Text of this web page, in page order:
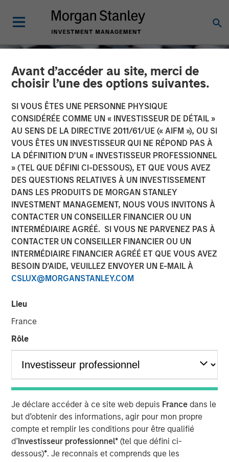
Avant d’accéder au site, merci de
choisir l’une des options suivantes.
SI VOUS ÊTES UNE PERSONNE PHYSIQUE
CONSIDÉRÉE COMME UN « INVESTISSEUR DE DÉTAIL »
AU SENS DE LA DIRECTIVE 2011/61/UE (« AIFM »), OU SI
VOUS ÊTES UN INVESTISSEUR QUI NE RÉPOND PAS À
LA DÉFINITION D’UN « INVESTISSEUR PROFESSIONNEL
» (TEL QUE DÉFINI CI-DESSOUS), ET QUE VOUS AVEZ
DES QUESTIONS RELATIVES À UN INVESTISSEMENT
DANS LES PRODUITS DE MORGAN STANLEY
INVESTMENT MANAGEMENT, NOUS VOUS INVITONS À
CONTACTER UN CONSEILLER FINANCIER OU UN
INTERMÉDIAIRE AGRÉÉ. SI VOUS NE PARVENEZ PAS À
CONTACTER UN CONSEILLER FINANCIER OU UN
INTERMÉDIAIRE FINANCIER AGRÉÉ ET QUE VOUS AVEZ
BESOIN D’AIDE, VEUILLEZ ENVOYER UN E-MAIL À
CSLUX@MORGANSTANLEY.COM
Lieu
France
Rôle
Je déclare accéder à ce site web depuis France dans le
but d’obtenir des informations, agir pour mon propre
compte et remplir les conditions pour être qualifié
d’Investisseur professionnel*(tel que défini ci-
dessous)*. Je reconnais et comprends que les
CONSILIENT OBSERVER INSIGHTS
Which One Is It? Equity
Issuance and Retirement
24 JUILLET 2024
The Authors
Managing Director
Dan Callahan, CFA
Vice President
This report reflects on companies that both issue
and retire shares around the same time, a topic that